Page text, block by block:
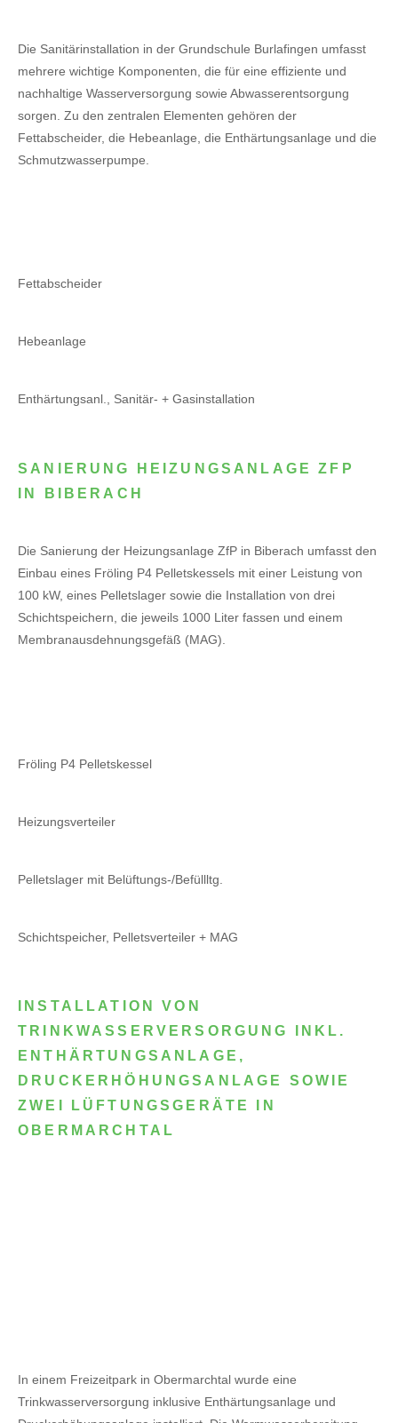
Die Sanitärinstallation in der Grundschule Burlafingen umfasst
mehrere wichtige Komponenten, die für eine effiziente und
nachhaltige Wasserversorgung sowie Abwasserentsorgung
sorgen. Zu den zentralen Elementen gehören der
Fettabscheider, die Hebeanlage, die Enthärtungsanlage und die
Schmutzwasserpumpe.
Fettabscheider
Hebeanlage
Enthärtungsanl., Sanitär- + Gasinstallation
SANIERUNG HEIZUNGSANLAGE ZFP
IN BIBERACH
Die Sanierung der Heizungsanlage ZfP in Biberach umfasst den
Einbau eines Fröling P4 Pelletskessels mit einer Leistung von
100 kW, eines Pelletslager sowie die Installation von drei
Schichtspeichern, die jeweils 1000 Liter fassen und einem
Membranausdehnungsgefäß (MAG).
Fröling P4 Pelletskessel
Heizungsverteiler
Pelletslager mit Belüftungs-/Befüllltg.
Schichtspeicher, Pelletsverteiler + MAG
INSTALLATION VON
TRINKWASSERVERSORGUNG INKL.
ENTHÄRTUNGSANLAGE,
DRUCKERHÖHUNGSANLAGE SOWIE
ZWEI LÜFTUNGSGERÄTE IN
OBERMARCHTAL
In einem Freizeitpark in Obermarchtal wurde eine
Trinkwasserversorgung inklusive Enthärtungsanlage und